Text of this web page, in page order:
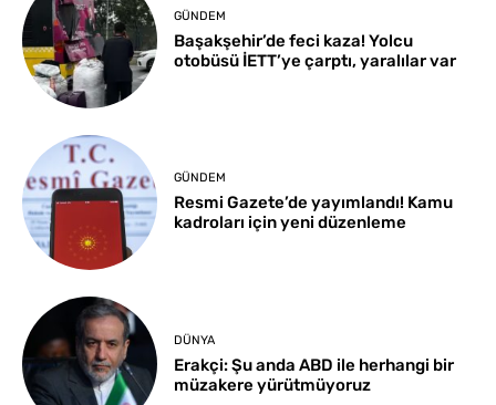
GÜNDEM
Başakşehir’de feci kaza! Yolcu
otobüsü İETT’ye çarptı, yaralılar var
GÜNDEM
Resmi Gazete’de yayımlandı! Kamu
kadroları için yeni düzenleme
DÜNYA
Erakçi: Şu anda ABD ile herhangi bir
müzakere yürütmüyoruz